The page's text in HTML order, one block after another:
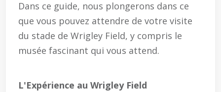
Dans ce guide, nous plongerons dans ce
que vous pouvez attendre de votre visite
du stade de Wrigley Field, y compris le
musée fascinant qui vous attend.
L'Expérience au Wrigley Field